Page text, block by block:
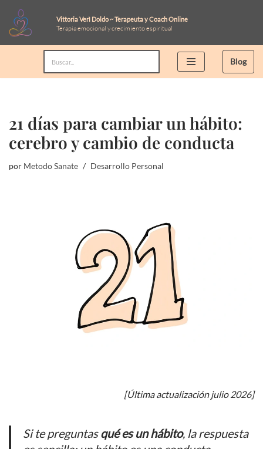
Saltar
al
Vittoria Verì Doldo ~ Terapeuta y Coach Online
Terapia emocional y crecimiento espiritual
Blog
21 días para cambiar un hábito:
cerebro y cambio de conducta
por Metodo Sanate Desarrollo Personal
[Última actualización julio 2026]
Si te preguntasqué es un hábito, la respuesta